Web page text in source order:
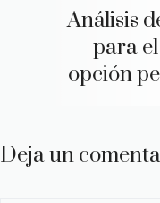
Análisis
para
opción
Deja un